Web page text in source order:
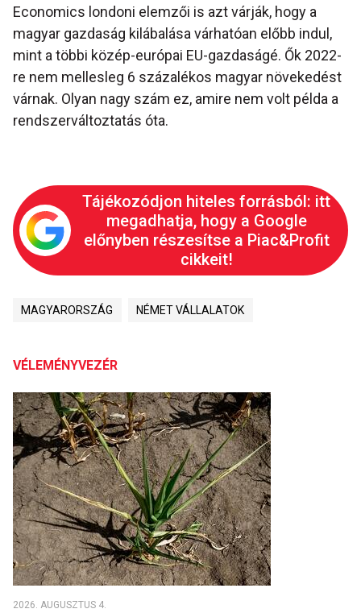
Economics londoni elemzői is azt várják, hogy a
magyar gazdaság kilábalása várhatóan előbb indul,
mint a többi közép-európai EU-gazdaságé. Ők 2022-
re nem mellesleg 6 százalékos magyar növekedést
várnak. Olyan nagy szám ez, amire nem volt példa a
rendszerváltoztatás óta.
Tájékozódjon hiteles forrásból: itt
megadhatja, hogy a Google
előnyben részesítse a Piac&Profit
cikkeit!
MAGYARORSZÁG NÉMET VÁLLALATOK
VÉLEMÉNYVEZÉR
2026. AUGUSZTUS 4.